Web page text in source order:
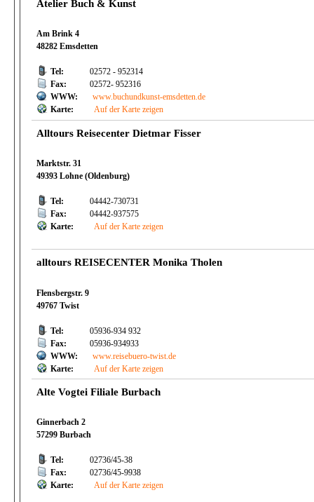
Atelier Buch & Kunst
Am Brink 4
48282 Emsdetten
Tel:
02572 - 952314
Fax:
02572- 952316
WWW:
www.buchundkunst-emsdetten.de
Karte:
Auf der Karte zeigen
Alltours Reisecenter Dietmar Fisser
Marktstr. 31
49393 Lohne (Oldenburg)
Tel:
04442-730731
Fax:
04442-937575
Karte:
Auf der Karte zeigen
alltours REISECENTER Monika Tholen
Flensbergstr. 9
49767 Twist
Tel:
05936-934 932
Fax:
05936-934933
WWW:
www.reisebuero-twist.de
Karte:
Auf der Karte zeigen
Alte Vogtei Filiale Burbach
Ginnerbach 2
57299 Burbach
Tel:
02736/45-38
Fax:
02736/45-9938
Karte:
Auf der Karte zeigen